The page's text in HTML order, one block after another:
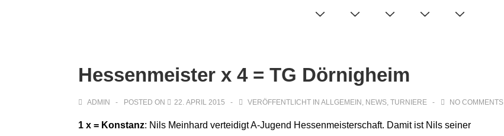
Hessenmeister x 4 = TG Dörnigheim
ADMIN POSTED ON 22. APRIL 2015 VERÖFFENTLICHT IN ALLGEMEIN , NEWS, TURNIERE NO COMMENTS
1 x = Konstanz: Nils Meinhard verteidigt A-Jugend Hessenmeisterschaft. Damit ist Nils seiner